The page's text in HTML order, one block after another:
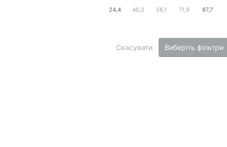
24,4 40,2 56,1 71,9 87,7
Скасувати Виберіть фільтри